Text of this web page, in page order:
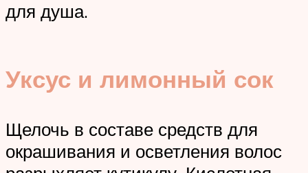
для душа.
Уксус и лимонный сок
Щелочь в составе средств для
окрашивания и осветления волос